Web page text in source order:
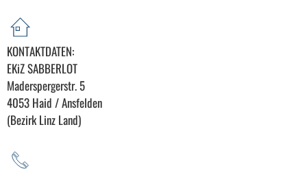
KONTAKTDATEN:
EKiZ SABBERLOT
Maderspergerstr. 5
4053 Haid / Ansfelden
(Bezirk Linz Land)